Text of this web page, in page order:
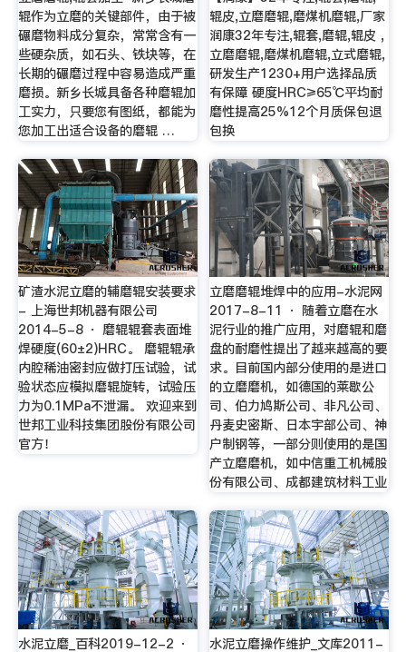
辊作为立磨的关键部件，由于被
碾磨物料成分复杂，常常含有一
些硬杂质，如石头、铁块等，在
长期的碾磨过程中容易造成严重
磨损。新乡长城具备各种磨辊加
工实力，只要您有图纸，都能为
您加工出适合设备的磨辊 …
辊皮,立磨磨辊,磨煤机磨辊,厂家
润康32年专注,辊套,磨辊,辊皮 ,
立磨磨辊,磨煤机磨辊,立式磨辊,
研发生产1230+用户选择品质
有保障 硬度HRC≥65℃平均耐
磨性提高25%12个月质保包退
包换
矿渣水泥立磨的辅磨辊安装要求
- 上海世邦机器有限公司
2014-5-8 · 磨辊辊套表面堆
焊硬度(60±2)HRC。 磨辊辊承
内腔稀油密封应做打压试验，试
验状态应模拟磨辊旋转，试验压
力为0.1MPa不泄漏。 欢迎来到
世邦工业科技集团股份有限公司
官方！
立磨磨辊堆焊中的应用-水泥网
2017-8-11 · 随着立磨在水
泥行业的推广应用，对磨辊和磨
盘的耐磨性提出了越来越高的要
求。目前国内部分使用的是进口
的立磨磨机，如德国的莱歇公
司、伯力鸠斯公司、非凡公司、
丹麦史密斯、日本宇部公司、神
户制钢等，一部分则使用的是国
产立磨磨机，如中信重工机械股
份有限公司、成都建筑材料工业
水泥立磨_百科2019-12-2 · 水泥立磨操作维护_文库2011-